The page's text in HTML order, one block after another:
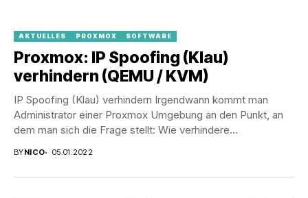
AKTUELLES PROXMOX SOFTWARE
Proxmox: IP Spoofing (Klau)
verhindern (QEMU / KVM)
IP Spoofing (Klau) verhindern Irgendwann kommt man
Administrator einer Proxmox Umgebung an den Punkt, an
dem man sich die Frage stellt: Wie verhindere...
BYNICO 05.01.2022